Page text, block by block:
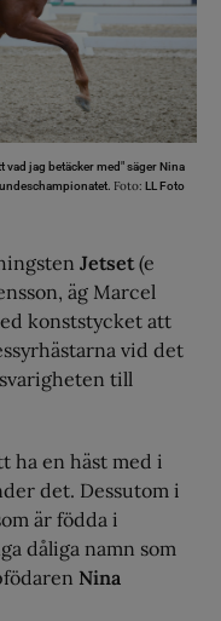
jag betäcker med" säger Nina
Foto: LL Foto
Jetset(e
äg Marcel
konststycket att
vid det
till
ha en häst med i
det. Dessutom i
är födda i
dåliga namn som
Nina